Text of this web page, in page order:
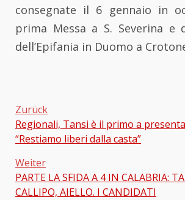
consegnate il 6 gennaio in
prima Messa a S. Severina e
dell’Epifania in Duomo a
Beitragsnavigation
Zurück
Regionali, Tansi è il primo a
“Restiamo liberi dalla casta”
Weiter
PARTE LA SFIDA A 4 IN CALABRIA:
CALLIPO, AIELLO. I CANDIDATI